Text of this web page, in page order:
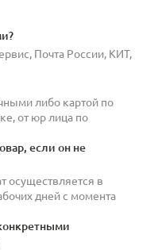
Почта России, КИТ,
либо картой по
от юр лица по
если он не
осуществляется в
дней с момента